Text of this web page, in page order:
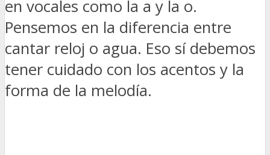
en vocales como la a y la o.
Pensemos en la diferencia entre
cantar reloj o agua. Eso sí debemos
tener cuidado con los acentos y la
forma de la melodía.